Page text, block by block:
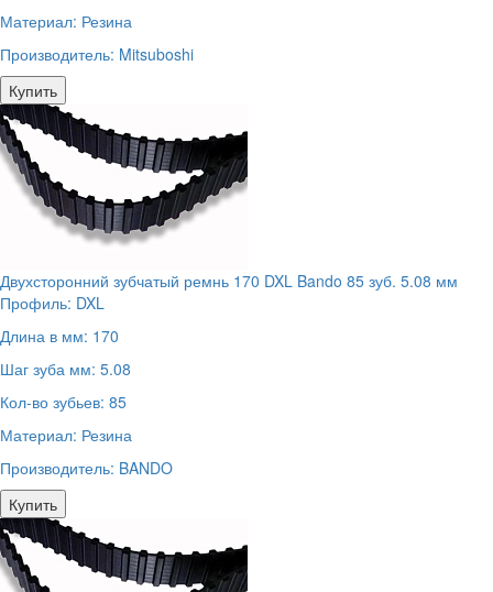
Материал: Резина
Производитель: Mitsuboshi
Купить
Двухсторонний зубчатый ремнь 170 DXL Bando 85 зуб. 5.08 мм
Профиль: DXL
Длина в мм: 170
Шаг зуба мм: 5.08
Кол-во зубьев: 85
Материал: Резина
Производитель: BANDO
Купить